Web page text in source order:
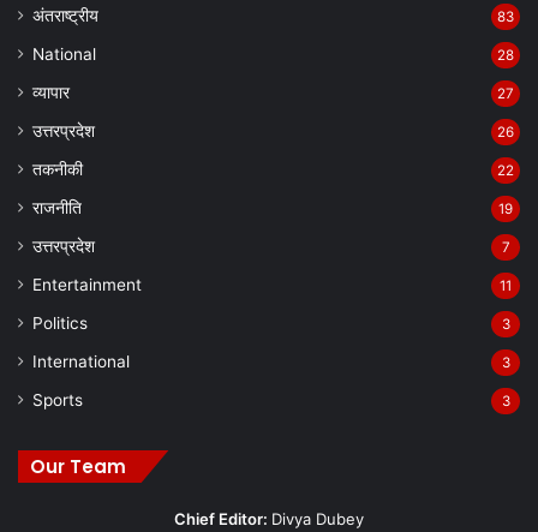
अंतराष्ट्रीय 83
National 28
व्यापार 27
उत्तरप्रदेश 26
तकनीकी 22
राजनीति 19
उत्तरप्रदेश 7
Entertainment 11
Politics 3
International 3
Sports 3
Our Team
Chief Editor: Divya Dubey